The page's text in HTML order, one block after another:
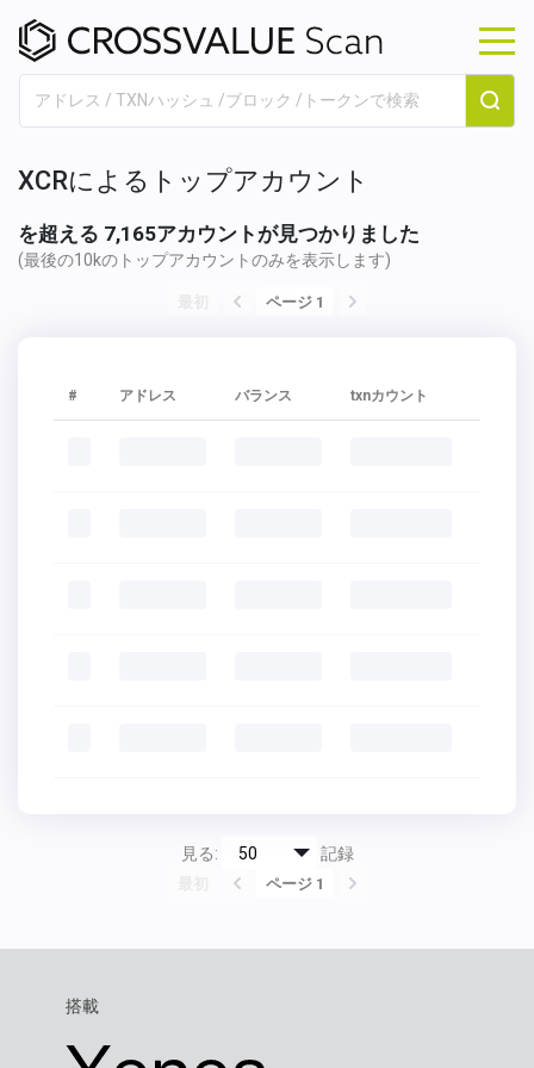
XCRによるトップアカウント
を超える 7,165アカウントが見つかりました
(最後の10kのトップアカウントのみを表示します)
ページ 1
# アドレス バランス txnカウント
見る: 記録
ページ 1
搭載